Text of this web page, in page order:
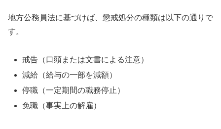
地方公務員法に基づけば、懲戒処分の種類は以下の通りで
す。
戒告（口頭または文書による注意）
減給（給与の一部を減額）
停職（一定期間の職務停止）
免職（事実上の解雇）